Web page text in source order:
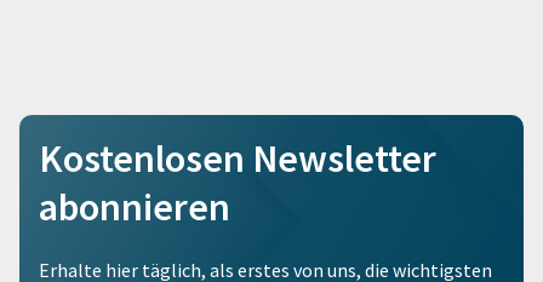
Kostenlosen Newsletter
abonnieren
Erhalte hier täglich, als erstes von uns, die wichtigsten